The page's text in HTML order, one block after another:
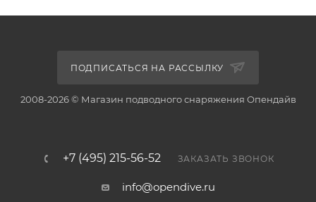
ПОДПИСАТЬСЯ НА РАССЫЛКУ
2008-2026 © Магазин подводного снаряжения Опендайв
+7 (495) 215-56-52 ЗАКАЗАТЬ ЗВОНОК
info@opendive.ru